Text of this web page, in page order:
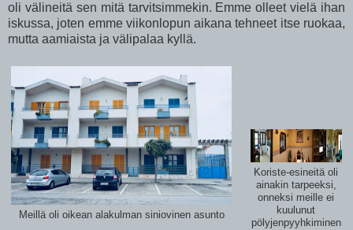
oli välineitä sen mitä tarvitsimmekin. Emme olleet vielä ihan
iskussa, joten emme viikonlopun aikana tehneet itse ruokaa,
mutta aamiaista ja välipalaa kyllä.
Meillä oli oikean alakulman siniovinen asunto
Koriste-esineitä oli
ainakin tarpeeksi,
onneksi meille ei
kuulunut
pölyjenpyyhkiminen